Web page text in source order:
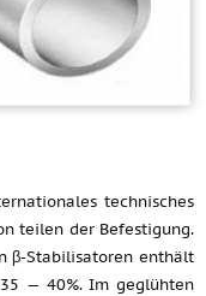
technisches
teilen der Befestigung.
β-Stabilisatoren enthält
— 40%. Im geglühten